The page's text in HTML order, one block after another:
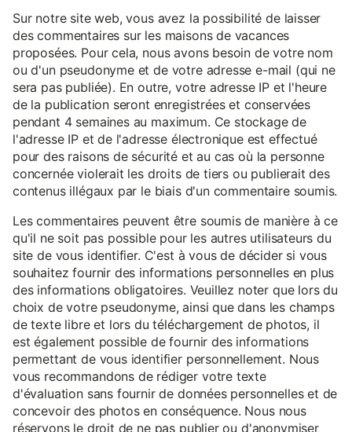
Sur notre site web, vous avez la possibilité de laisser
des commentaires sur les maisons de vacances
proposées. Pour cela, nous avons besoin de votre nom
ou d'un pseudonyme et de votre adresse e-mail (qui ne
sera pas publiée). En outre, votre adresse IP et l'heure
de la publication seront enregistrées et conservées
pendant 4 semaines au maximum. Ce stockage de
l'adresse IP et de l'adresse électronique est effectué
pour des raisons de sécurité et au cas où la personne
concernée violerait les droits de tiers ou publierait des
contenus illégaux par le biais d'un commentaire soumis.
Les commentaires peuvent être soumis de manière à ce
qu'il ne soit pas possible pour les autres utilisateurs du
site de vous identifier. C'est à vous de décider si vous
souhaitez fournir des informations personnelles en plus
des informations obligatoires. Veuillez noter que lors du
choix de votre pseudonyme, ainsi que dans les champs
de texte libre et lors du téléchargement de photos, il
est également possible de fournir des informations
permettant de vous identifier personnellement. Nous
vous recommandons de rédiger votre texte
d'évaluation sans fournir de données personnelles et de
concevoir des photos en conséquence. Nous nous
réservons le droit de ne pas publier ou d'anonymiser